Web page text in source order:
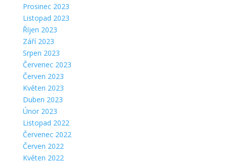
Prosinec 2023
Listopad 2023
Říjen 2023
Září 2023
Srpen 2023
Červenec 2023
Červen 2023
Květen 2023
Duben 2023
Únor 2023
Listopad 2022
Červenec 2022
Červen 2022
Květen 2022